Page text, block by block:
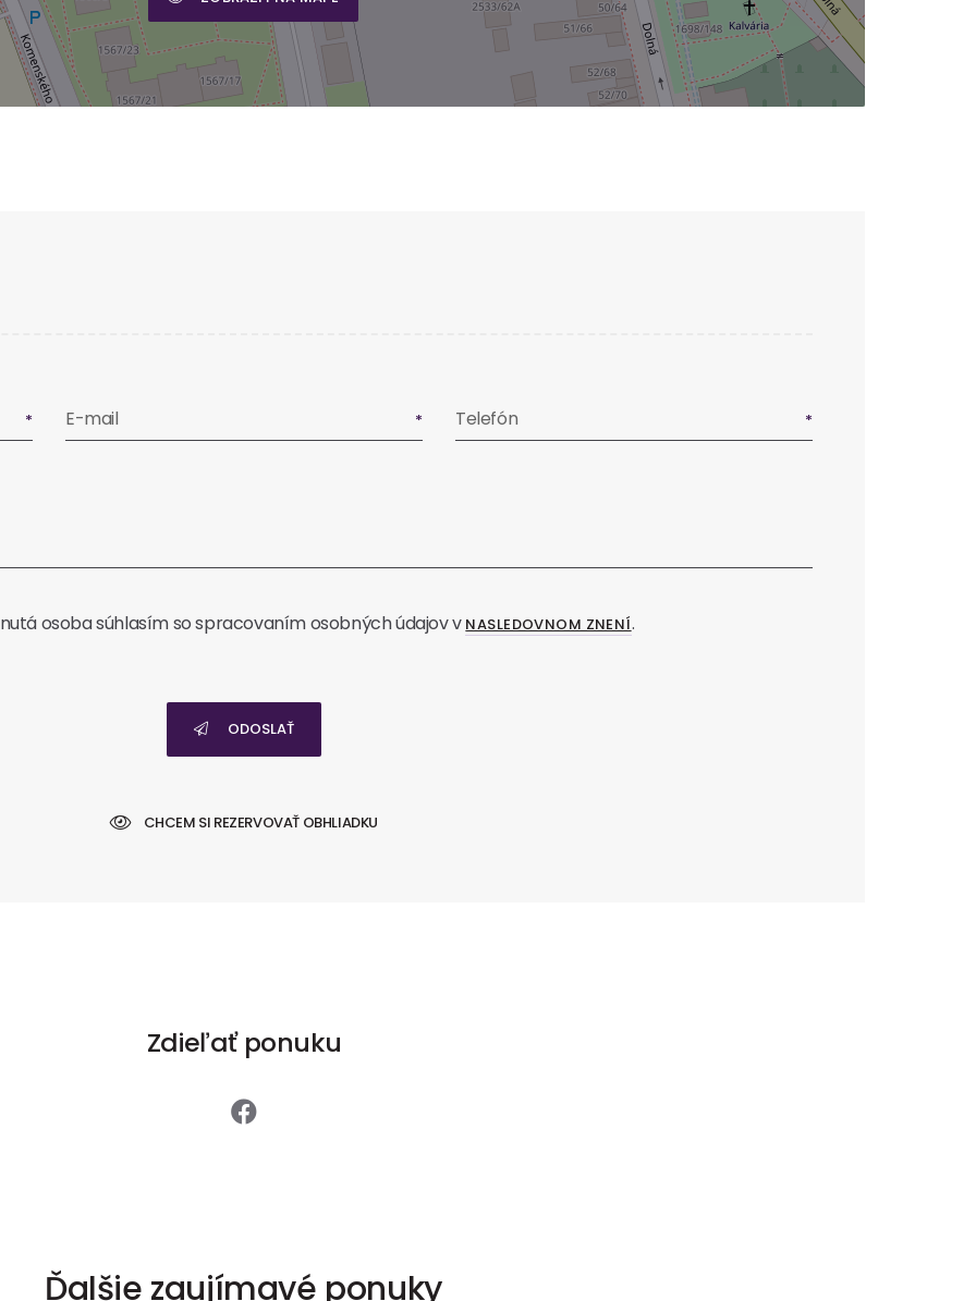
E-mail Telefón
osoba súhlasím so spracovaním osobných údajov v NASLEDOVNOM ZNENÍ.
ODOSLAŤ
CHCEM SI REZERVOVAŤ OBHLIADKU
Zdieľať ponuku
Ďalšie zaujímavé ponuky